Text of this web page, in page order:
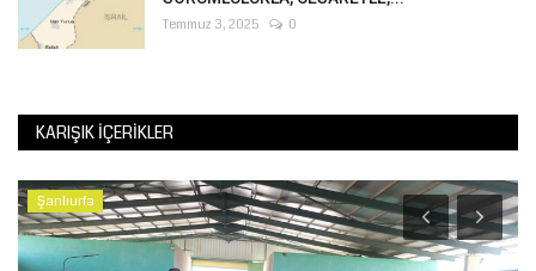
Temmuz 3, 2025 0
KARIŞIK İÇERIKLER
Şanlıurfa